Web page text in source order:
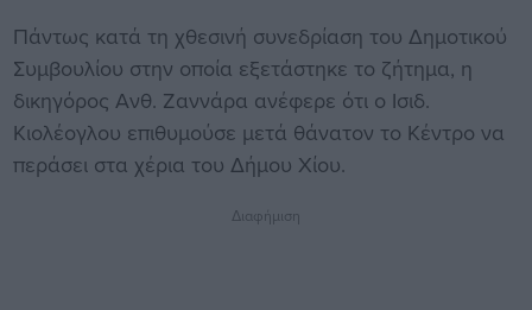
Πάντως κατά τη χθεσινή συνεδρίαση του Δημοτικού
Συμβουλίου στην οποία εξετάστηκε το ζήτημα, η
δικηγόρος Ανθ. Ζαννάρα ανέφερε ότι ο Ισιδ.
Κιολέογλου επιθυμούσε μετά θάνατον το Κέντρο να
περάσει στα χέρια του Δήμου Χίου.
Διαφήμιση